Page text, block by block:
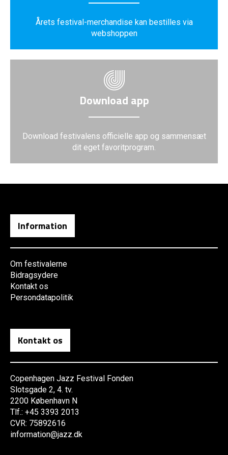
Årets festival-merchandise kan bestilles via
webshoppen
Download app
Download festivalens officielle app og sammensæt
dit eget favoritprogram.
Information
Om festivalerne
Bidragsydere
Kontakt os
Persondatapolitik
Kontakt os
Copenhagen Jazz Festival Fonden
Slotsgade 2, 4. tv.
2200 København N
Tlf.: +45 3393 2013
CVR: 75892616
information@jazz.dk